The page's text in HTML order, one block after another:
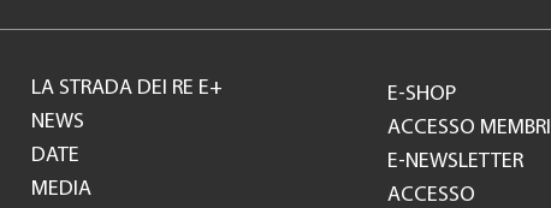
Footer
GH
LA STRADA DEI RE E+
NEWS
DATE
MEDIA
E-SHOP
ACCESSO MEMBRI
E-NEWSLETTER
ACCESSO